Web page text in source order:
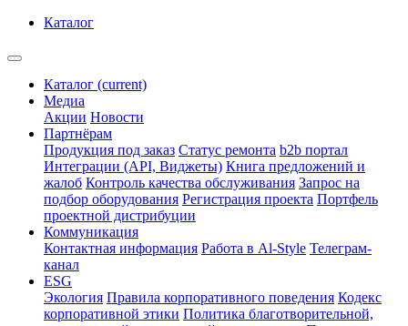
Каталог
Каталог (current)
Медиа
Акции Новости
Партнёрам
Продукция под заказ Статус ремонта b2b портал
Интеграции (API, Виджеты) Книга предложений и
жалоб Контроль качества обслуживания Запрос на
подбор оборудования Регистрация проекта Портфель
проектной дистрибуции
Коммуникация
Контактная информация Работа в Al-Style Телеграм-
канал
ESG
Экология Правила корпоративного поведения Кодекс
корпоративной этики Политика благотворительной,